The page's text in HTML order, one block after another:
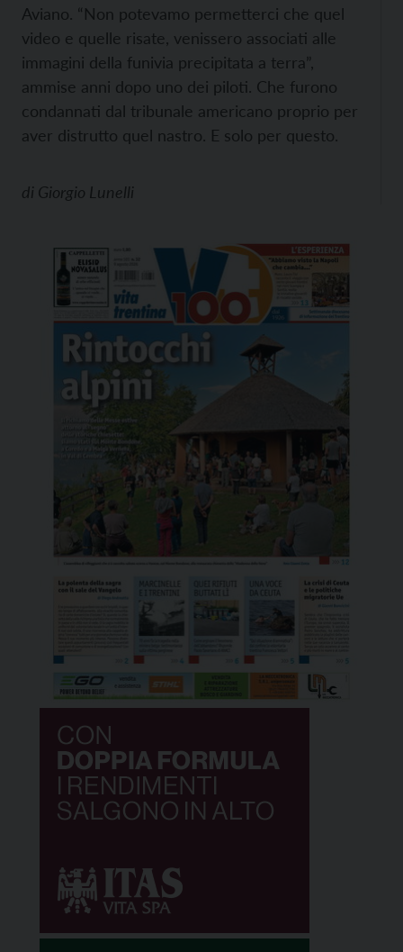
Aviano. “Non potevamo permetterci che quel
video e quelle risate, venissero associati alle
immagini della funivia precipitata a terra”,
ammise anni dopo uno dei piloti. Che furono
condannati dal tribunale americano proprio per
aver distrutto quel nastro. E solo per questo.
di Giorgio Lunelli